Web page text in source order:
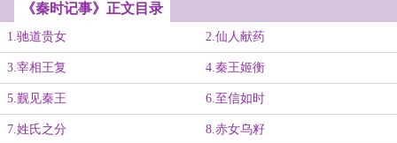
《秦时记事》正文目录
1.驰道贵女 2.仙人献药
3.宰相王复 4.秦王姬衡
5.觐见秦王 6.至信如时
7.姓氏之分 8.赤女乌籽